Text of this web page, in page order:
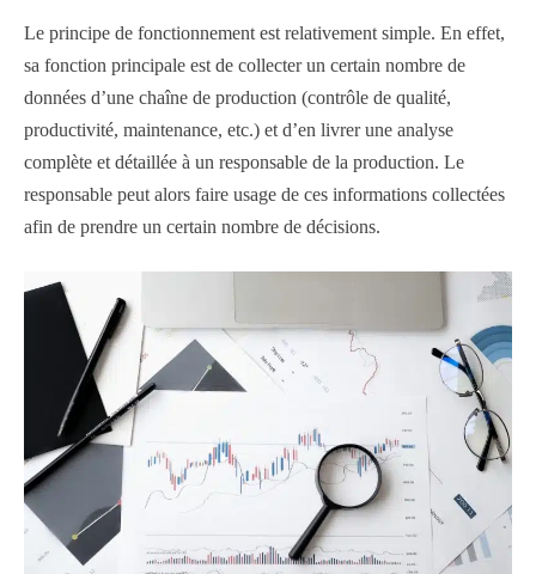
Le principe de fonctionnement est relativement simple. En effet,
sa fonction principale est de collecter un certain nombre de
données d’une chaîne de production (contrôle de qualité,
productivité, maintenance, etc.) et d’en livrer une analyse
complète et détaillée à un responsable de la production. Le
responsable peut alors faire usage de ces informations collectées
afin de prendre un certain nombre de décisions.